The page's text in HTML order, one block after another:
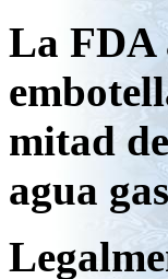
La FDA
mitad
agua